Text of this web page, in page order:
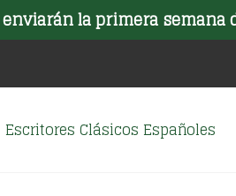
enviarán la primera
Escritores Clásicos Españoles